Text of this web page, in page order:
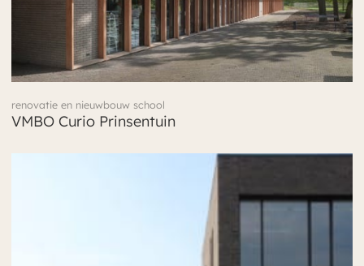
renovatie en nieuwbouw school
VMBO Curio Prinsentuin